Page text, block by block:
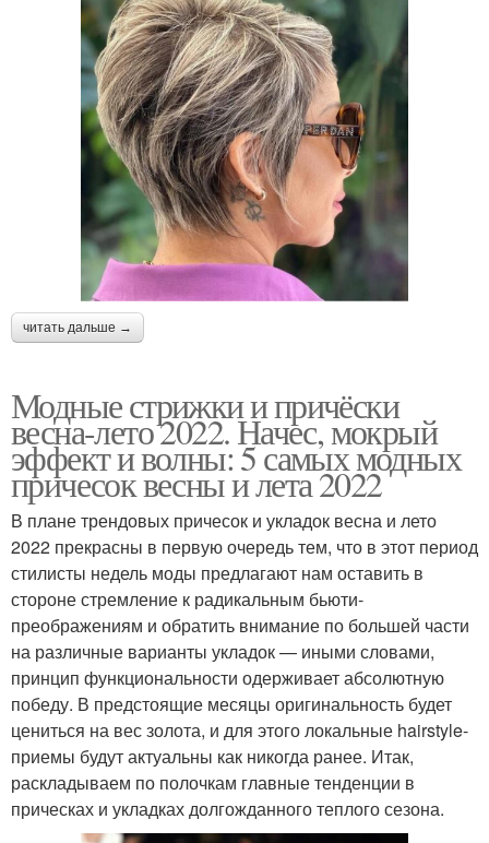
читать дальше →
Модные стрижки и причёски
весна-лето 2022. Начес, мокрый
эффект и волны: 5 самых модных
причесок весны и лета 2022
В плане трендовых причесок и укладок весна и лето
2022 прекрасны в первую очередь тем, что в этот период
стилисты недель моды предлагают нам оставить в
стороне стремление к радикальным бьюти-
преображениям и обратить внимание по большей части
на различные варианты укладок — иными словами,
принцип функциональности одерживает абсолютную
победу. В предстоящие месяцы оригинальность будет
цениться на вес золота, и для этого локальные hairstyle-
приемы будут актуальны как никогда ранее. Итак,
раскладываем по полочкам главные тенденции в
прическах и укладках долгожданного теплого сезона.